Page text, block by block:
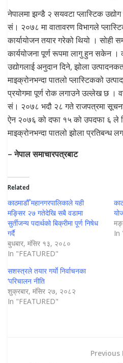
नेपालमा झन्डै २ सयवटा प्लास्टिक
सं। २०७८ मा वातावरण विभागले
कार्यायोजन तयार गरेको थियो । सोही
कार्ययोजना पूर्ण रूपमा लागु हुन सकेन ।
उद्योगलाई अनुदान दिने, झोला
माइक्रोनभन्दा पातलो प्लास्टिकको
प्रयोगमा पूर्ण रोक लगाउने उल्लेख छ ।
सं। २०७८ भदौ २८ गते राजपत्रमा
ऐन २०७६ को दफा १५ को उपदफा ६ ले
माइक्रोनभन्दा पातलो झोला प्रतिबन्ध
– नेपाल समाचारपत्रबाट
Related
काठमाडौँ महानगरपालिकाले यही
मङ्सिर २७ गतेदेखि सबै वडामा
सुर्तीजन्य पदार्थको बिक्रीमा पूर्ण निषेध
गर्दै
बुधबार, मंसिर १३, २०८०
In "FEATURED"
In
सशस्त्रले तयार गर्याे निर्वाचनका
‘परिचालन नीति
शुक्रबार, मंसिर २७, २०८२
In "FEATURED"
Previous